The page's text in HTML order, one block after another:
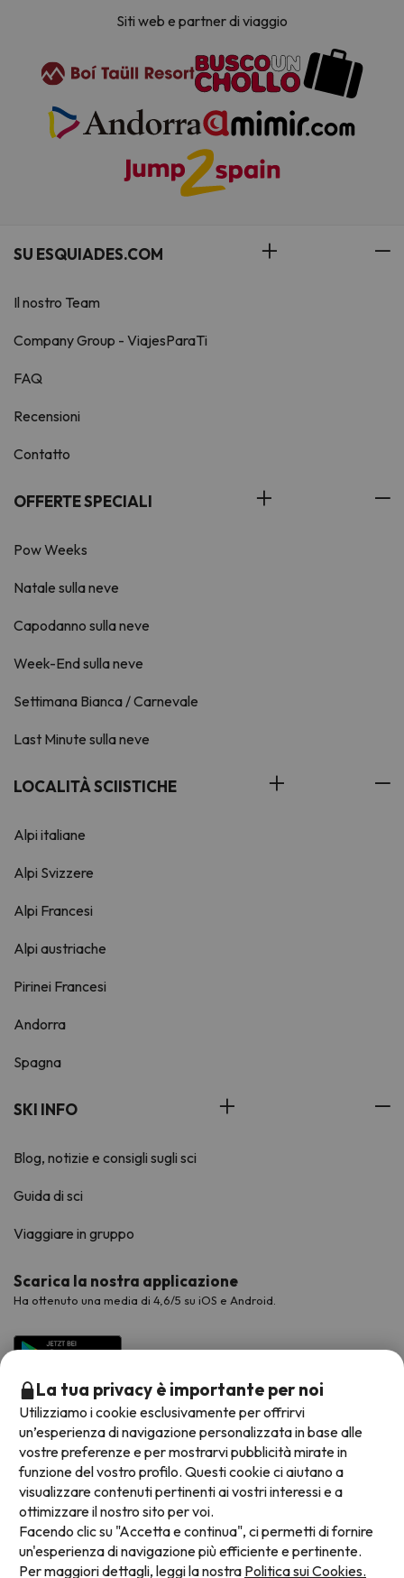
Siti web e partner di viaggio
SU ESQUIADES.COM
Il nostro Team
Company Group - ViajesParaTi
FAQ
Recensioni
Contatto
OFFERTE SPECIALI
Pow Weeks
Natale sulla neve
Capodanno sulla neve
Week-End sulla neve
Settimana Bianca / Carnevale
Last Minute sulla neve
LOCALITÀ SCIISTICHE
Alpi italiane
Alpi Svizzere
Alpi Francesi
Alpi austriache
Pirinei Francesi
Andorra
Spagna
SKI INFO
Blog, notizie e consigli sugli sci
Guida di sci
Viaggiare in gruppo
Scarica la nostra applicazione
Ha ottenuto una media di 4,6/5 su iOS e Android.
Metodi di pagamento disponibili
La tua privacy è importante per noi
Utilizziamo i cookie esclusivamente per offrirvi
un’esperienza di navigazione personalizzata in base alle
vostre preferenze e per mostrarvi pubblicità mirate in
funzione del vostro profilo. Questi cookie ci aiutano a
visualizzare contenuti pertinenti ai vostri interessi e a
ottimizzare il nostro sito per voi.
Facendo clic su "Accetta e continua", ci permetti di fornire
un'esperienza di navigazione più efficiente e pertinente.
Per maggiori dettagli, leggi la nostra Politica sui Cookies.